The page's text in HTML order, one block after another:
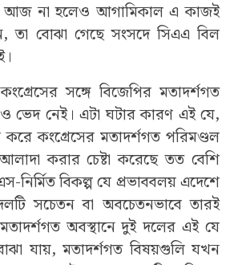
আজ না হলেও আগামিকাল এ কাজই
তা বোঝা গেছে সংসদে সিএএ বিল
সঙ্গে বিজেপির মতাদর্শগত
ভেদ নেই। এটা ঘটার কারণ এই যে,
কংগ্রেসের মতাদর্শগত পরিমণ্ডল
করার চেষ্টা করেছে তত বেশি
বিকল্প যে প্রভাববলয় এদেশে
সচেতন বা অবচেতনভাবে তারই
অবস্থানে দুই দলের এই যে
যায়, মতাদর্শগত বিষয়গুলি যখন